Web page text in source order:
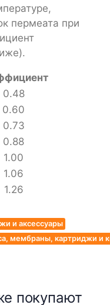
пермеата при
0.48
0.60
0.73
0.88
1.00
1.06
1.26
и аксессуары
мембраны, картриджи и
покупают